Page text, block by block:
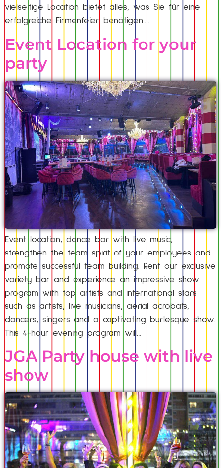
vielseitige Location bietet alles, was Sie für eine
erfolgreiche Firmenfeier benötigen….
Event Location for your
party
Event location, dance bar with live music,
strengthen the team spirit of your employees and
promote successful team building. Rent our exclusive
variety bar and experience an impressive show
program with top artists and international stars
such as artists, live musicians, aerial acrobats,
dancers, singers and a captivating burlesque show.
This 4-hour evening program will…
JGA Party house with live
show